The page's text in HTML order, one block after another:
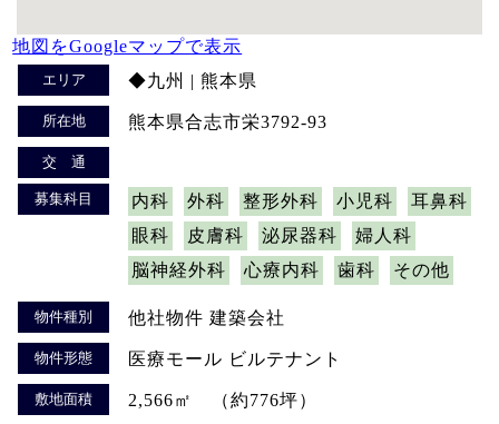
地図をGoogleマップで表示
エリア ◆九州 | 熊本県
所在地 熊本県合志市栄3792-93
交 通
募集科目 内科 外科 整形外科 小児科
耳鼻科
眼科
皮膚科 泌尿器科
婦人科
脳神経外科
心療内科 歯科 その他
物件種別 他社物件 建築会社
物件形態 医療モール ビルテナント
敷地面積 2,566㎡ （約776坪）